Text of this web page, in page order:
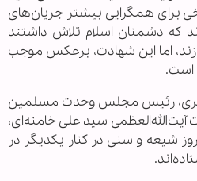
برای همگرایی بیشتر جریان‌های
که دشمنان اسلام تلاش داشتند
اما این شهادت، برعکس موجب
است.
رئیس مجلس وحدت مسلمین
آیت‌الله‌العظمی سید علی خامنه‌ای،
شیعه و سنی در کنار یکدیگر در